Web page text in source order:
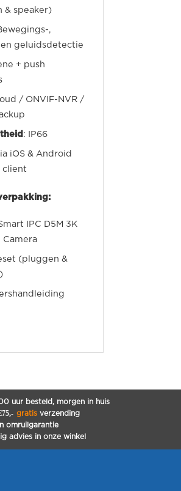
& speaker)
,
geluidsdetectie
+ push
/ ONVIF-NVR /
: IP66
iOS & Android
client
IPC D5M 3K
Camera
(pluggen &
uur besteld, morgen in huis
gratisverzending
omruilgarantie
advies in onze winkel